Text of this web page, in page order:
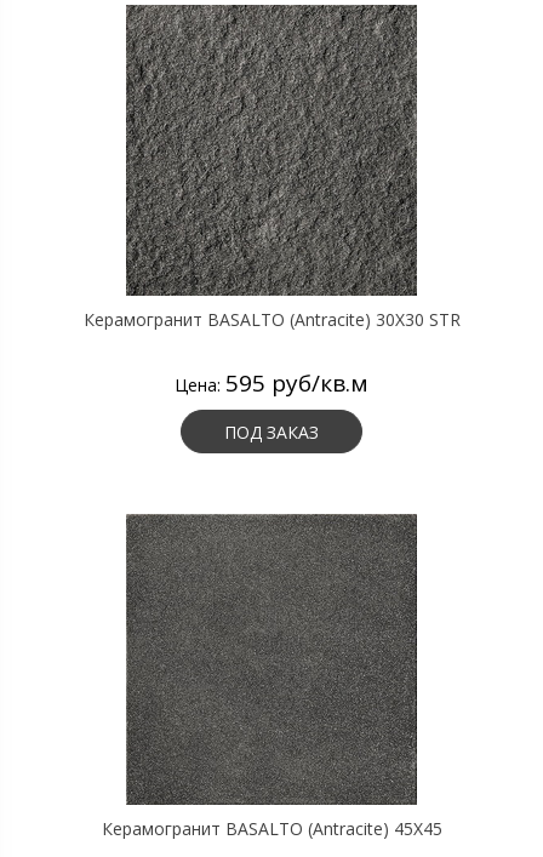
Керамогранит BASALTO (Antracite) 30X30 STR
Цена: 595 руб/кв.м
ПОД ЗАКАЗ
Керамогранит BASALTO (Antracite) 45X45